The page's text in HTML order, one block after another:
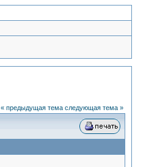
« предыдущая тема следующая тема »